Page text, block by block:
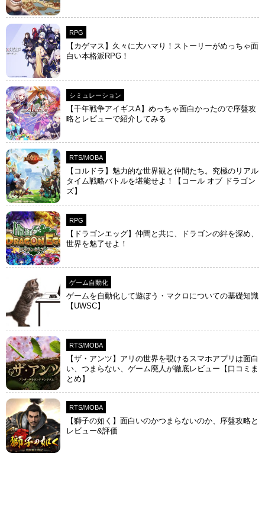
RPG
【カゲマス】久々に大ハマり！ストーリーがめっちゃ面
白い本格派RPG！
シミュレーション
【千年戦争アイギスA】めっちゃ面白かったので序盤攻
略とレビューで紹介してみる
RTS/MOBA
【コルドラ】魅力的な世界観と仲間たち。究極のリアル
タイム戦略バトルを堪能せよ！【コール オブ ドラゴン
ズ】
RPG
【ドラゴンエッグ】仲間と共に、ドラゴンの絆を深め、
世界を魅了せよ！
ゲーム自動化
ゲームを自動化して遊ぼう・マクロについての基礎知識
【UWSC】
RTS/MOBA
【ザ・アンツ】アリの世界を覗けるスマホアプリは面白
い、つまらない、ゲーム廃人が徹底レビュー【口コミま
とめ】
RTS/MOBA
【獅子の如く】面白いのかつまらないのか、序盤攻略と
レビュー&評価